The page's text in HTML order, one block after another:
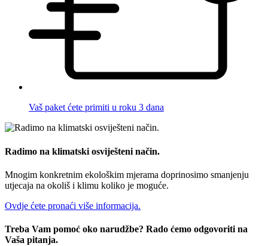
Vaš paket ćete primiti u roku 3 dana
Radimo na klimatski osviješteni način.
Mnogim konkretnim ekološkim mjerama doprinosimo smanjenju
utjecaja na okoliš i klimu koliko je moguće.
Ovdje ćete pronaći više informacija.
Treba Vam pomoć oko narudžbe? Rado ćemo odgovoriti na
Vaša pitanja.